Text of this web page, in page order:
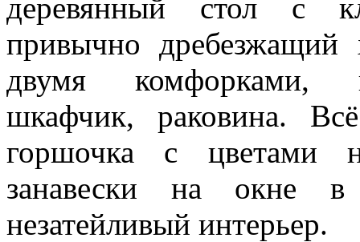
деревянный стол с
привычно дребезжащий
двумя комфорками,
шкафчик, раковина.
горшочка с цветами
занавески на окне в
незатейливый интерьер.